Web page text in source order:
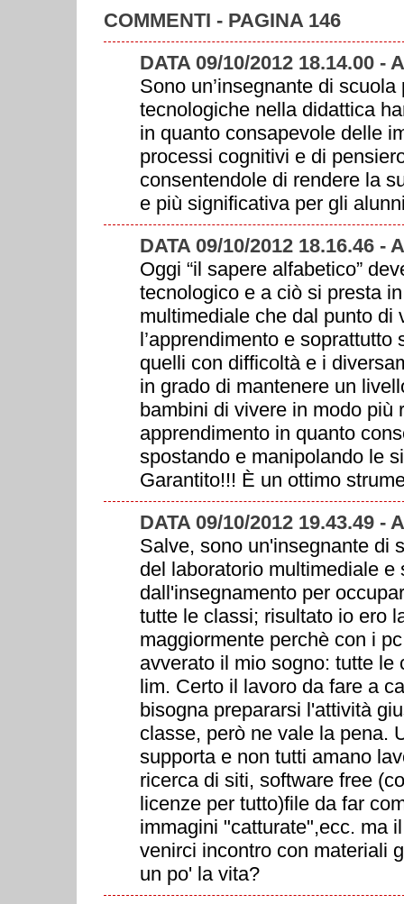
COMMENTI - PAGINA 146
DATA 09/10/2012 18.14.00 -
Sono un’insegnante di
tecnologiche nella didattica
in quanto consapevole delle
processi cognitivi e di
consentendole di rendere la
e più significativa per gli
DATA 09/10/2012 18.16.46 -
Oggi “il sapere alfabetico”
tecnologico e a ciò si presta
multimediale che dal punto di
l’apprendimento e
quelli con difficoltà e i
in grado di mantenere un
bambini di vivere in modo più
apprendimento in quanto
spostando e manipolando le
Garantito!!! È un ottimo
DATA 09/10/2012 19.43.49 -
Salve, sono un'insegnante di
del laboratorio multimediale
dall'insegnamento per
tutte le classi; risultato io ero
maggiormente perchè con i
avverato il mio sogno: tutte
lim. Certo il lavoro da fare a
bisogna prepararsi l'attività
classe, però ne vale la pena.
supporta e non tutti amano
ricerca di siti, software free
licenze per tutto)file da far
immagini "catturate",ecc. ma
venirci incontro con materiali
un po' la vita?